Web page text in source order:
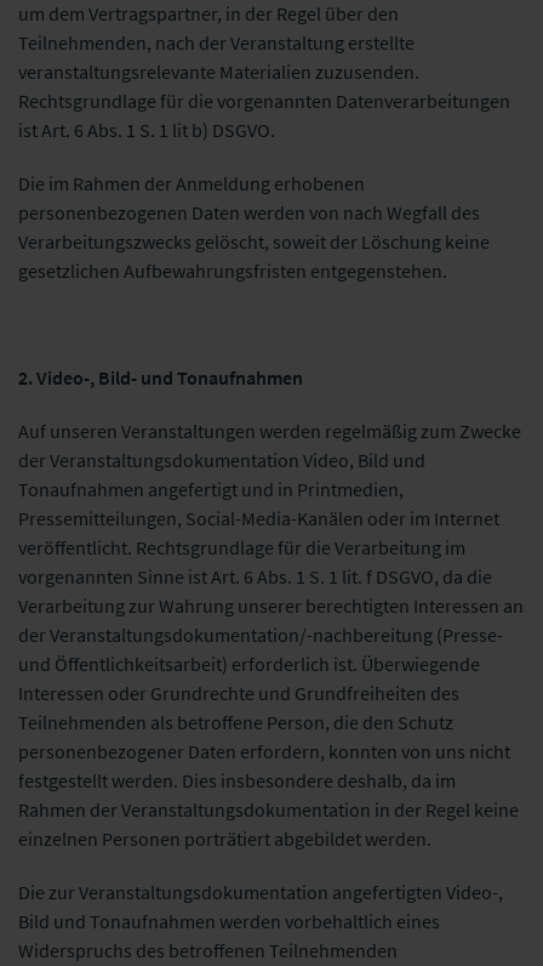
um dem Vertragspartner, in der Regel über den
Teilnehmenden, nach der Veranstaltung erstellte
veranstaltungsrelevante Materialien zuzusenden.
Rechtsgrundlage für die vorgenannten Datenverarbeitungen
ist Art. 6 Abs. 1 S. 1 lit b) DSGVO.
Die im Rahmen der Anmeldung erhobenen
personenbezogenen Daten werden von nach Wegfall des
Verarbeitungszwecks gelöscht, soweit der Löschung keine
gesetzlichen Aufbewahrungsfristen entgegenstehen.
2. Video-, Bild- und Tonaufnahmen
Auf unseren Veranstaltungen werden regelmäßig zum Zwecke
der Veranstaltungsdokumentation Video, Bild und
Tonaufnahmen angefertigt und in Printmedien,
Pressemitteilungen, Social-Media-Kanälen oder im Internet
veröffentlicht. Rechtsgrundlage für die Verarbeitung im
vorgenannten Sinne ist Art. 6 Abs. 1 S. 1 lit. f DSGVO, da die
Verarbeitung zur Wahrung unserer berechtigten Interessen an
der Veranstaltungsdokumentation/-nachbereitung (Presse-
und Öffentlichkeitsarbeit) erforderlich ist. Überwiegende
Interessen oder Grundrechte und Grundfreiheiten des
Teilnehmenden als betroffene Person, die den Schutz
personenbezogener Daten erfordern, konnten von uns nicht
festgestellt werden. Dies insbesondere deshalb, da im
Rahmen der Veranstaltungsdokumentation in der Regel keine
einzelnen Personen porträtiert abgebildet werden.
Die zur Veranstaltungsdokumentation angefertigten Video-,
Bild und Tonaufnahmen werden vorbehaltlich eines
Widerspruchs des betroffenen Teilnehmenden